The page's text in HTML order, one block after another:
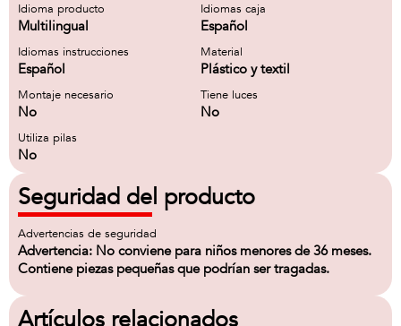
Idioma producto
Multilingual
Idiomas caja
Español
Idiomas instrucciones
Español
Material
Plástico y textil
Montaje necesario
No
Tiene luces
No
Utiliza pilas
No
Seguridad del producto
Advertencias de seguridad
Advertencia: No conviene para niños menores de 36 meses.
Contiene piezas pequeñas que podrían ser tragadas.
Artículos relacionados